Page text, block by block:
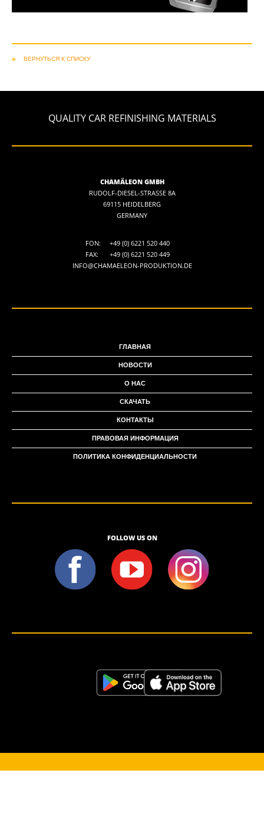
ВЕРНУТЬСЯ К СПИСКУ
QUALITY CAR REFINISHING MATERIALS
CHAMÄLEON GMBH
RUDOLF-DIESEL-STRASSE 8A
69115 HEIDELBERG
GERMANY
FON:
+49 (0) 6221 520 440
FAX:
+49 (0) 6221 520 449
INFO@CHAMAELEON-PRODUKTION.DE
ГЛАВНАЯ
НОВОСТИ
О НАС
СКАЧАТЬ
КОНТАКТЫ
ПРАВОВАЯ ИНФОРМАЦИЯ
ПОЛИТИКА КОНФИДЕНЦИАЛЬНОСТИ
FOLLOW US ON